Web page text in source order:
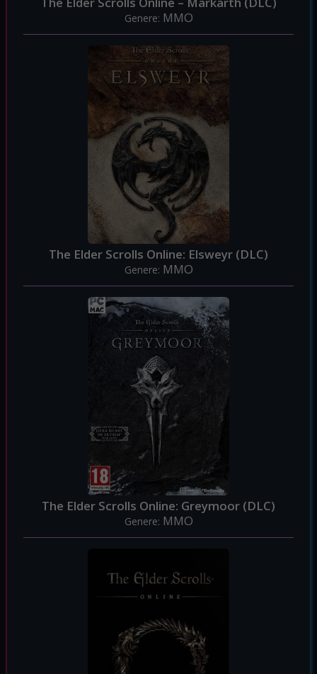
Genere: MMO
The Elder Scrolls Online: Elsweyr (DLC)
Genere: MMO
The Elder Scrolls Online: Greymoor (DLC)
Genere: MMO